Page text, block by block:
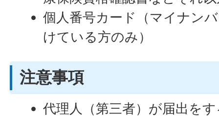
個人番号カード（マイナン
けている方のみ）
注意事項
代理人（第三者）が届出を